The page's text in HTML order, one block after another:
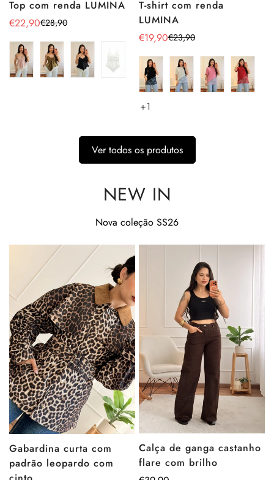
Top com renda LUMINA
Preço
de
venda
€22,90
Preço
regular
€28,90
T-shirt com renda
LUMINA
Preço
de
venda
€19,90
Preço
regular
€23,90
+1
Ver todos os produtos
NEW IN
Nova coleção SS26
Gabardina curta com
padrão leopardo com
Calça de ganga castanho
flare com brilho